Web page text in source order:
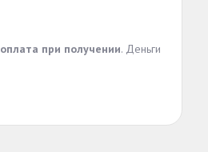
оплата при получении. Деньги